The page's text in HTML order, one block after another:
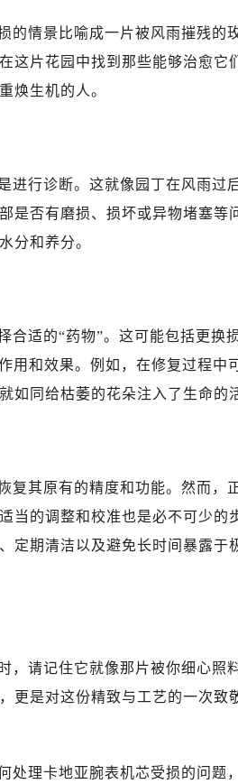
的情景比喻成一片被风雨摧残的
这片花园中找到那些能够治愈它
焕生机的人。
进行诊断。这就像园丁在风雨过
是否有磨损、损坏或异物堵塞等
分和养分。
合适的“药物”。这可能包括更换
用和效果。例如，在修复过程中
如同给枯萎的花朵注入了生命的
复其原有的精度和功能。然而，
当的调整和校准也是必不可少的
定期清洁以及避免长时间暴露
，请记住它就像那片被你细心
更是对这份精致与工艺的一次致
处理卡地亚腕表机芯受损的问题